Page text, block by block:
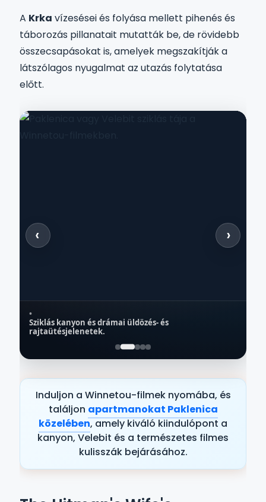
A Krka vízesései és folyása mellett pihenés és
táborozás pillanatait mutatták be, de rövidebb
összecsapásokat is, amelyek megszakítják a
látszólagos nyugalmat az utazás folytatása
előtt.
DALMACIJA
Paklenica és Velebit
‹ ›
•
Sziklás kanyon és drámai üldözés- és
rajtaütésjelenetek.
Induljon a Winnetou-filmek nyomába, és
találjon apartmanokat Paklenica
közelében, amely kiváló kiindulópont a
kanyon, Velebit és a természetes filmes
kulisszák bejárásához.